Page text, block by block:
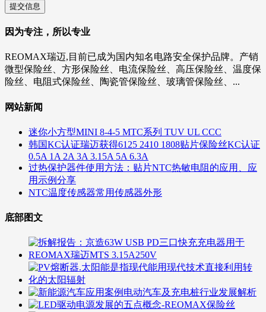
提交信息
因为专注，所以专业
REOMAX瑞迈,目前已成为国内知名电路安全保护品牌。产销
微型保险丝、方形保险丝、电流保险丝、高压保险丝、温度保
险丝、电阻式保险丝、陶瓷管保险丝、玻璃管保险丝、...
网站新闻
迷你小方型MINI 8-4-5 MTC系列 TUV UL CCC
韩国KC认证瑞迈获得6125 2410 1808贴片保险丝KC认证
0.5A 1A 2A 3A 3.15A 5A 6.3A
过热保护器件使用方法：贴片NTC热敏电阻的应用、应
用示例分享
NTC温度传感器常用传感器外形
底部图文